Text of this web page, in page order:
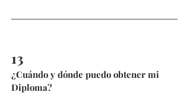
13
¿Cuándo y dónde puedo obtener mi
Diploma?